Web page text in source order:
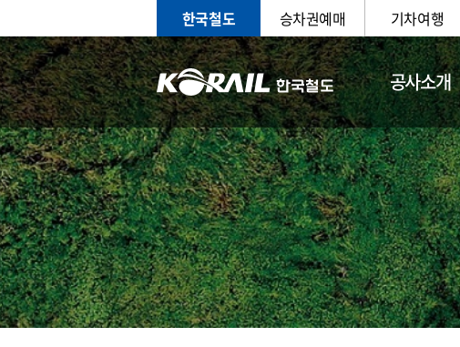
한국철도 승차권예매 기차여행
공사소개
홍보 문화사업